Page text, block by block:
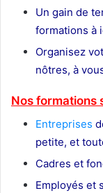
Un gain de
formations à
Organisez
nôtres, à
Nos formations
Entreprises
petite, et
Cadres et
Employés et